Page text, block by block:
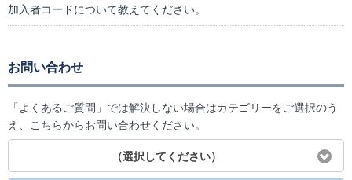
加入者コードについて教えてください。
お問い合わせ
「よくあるご質問」では解決しない場合はカテゴリーをご選択のう
え、こちらからお問い合わせください。
（選択してください）